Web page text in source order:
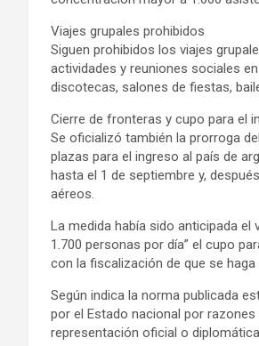
Viajes grupales prohibidos
Siguen prohibidos los viajes
actividades y reuniones sociales
discotecas, salones de fiestas,
Cierre de fronteras y cupo para el
Se oficializó también la prorroga
plazas para el ingreso al país de
hasta el 1 de septiembre y,
aéreos.
La medida había sido anticipada el
1.700 personas por día” el cupo
con la fiscalización de que se
Según indica la norma publicada
por el Estado nacional por
representación oficial o